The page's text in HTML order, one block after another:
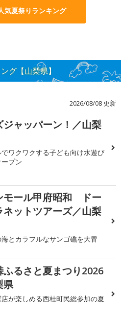
気夏祭りランキング
グ【山梨県】
2026/08/08 更新
ジャッパーン！／山梨
ワクワクする子ども向け水遊び
プン
モール甲府昭和 ドー
ネットツアーズ／山梨
とカラフルなサンゴ礁を大冒
ふるさと夏まつり2026
県
が楽しめる西桂町民総参加の夏